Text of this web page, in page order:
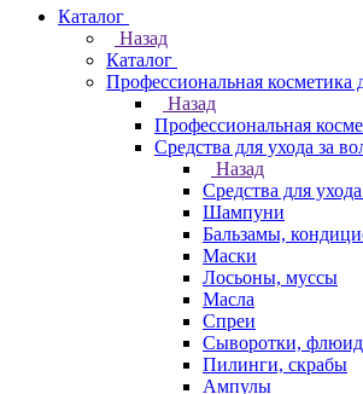
Каталог
Назад
Каталог
Профессиональная косметика
Назад
Профессиональная
Средства для ухода за
Назад
Средства для
Шампуни
Бальзамы,
Маски
Лосьоны, муссы
Масла
Спреи
Сыворотки,
Пилинги, скрабы
Ампулы